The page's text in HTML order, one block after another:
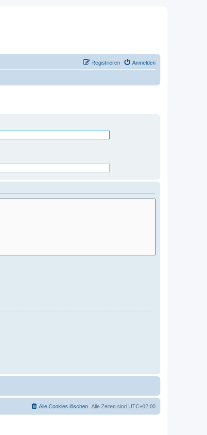
Anmelden
Registrieren
Alle Zeiten sind UTC+02:00
Alle Cookies löschen